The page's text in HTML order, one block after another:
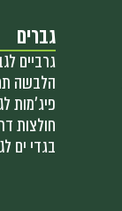
גברים
גרביים
הלבשה
פיג'מות
חולצות
בגדי ים